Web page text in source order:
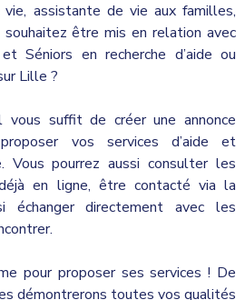
assistante de vie aux familles,
être mis en relation avec
Séniors en recherche d’aide ou
Lille ?
suffit de créer une annonce
vos services d’aide et
Vous pourrez aussi consulter les
en ligne, être contacté via la
échanger directement avec les
pour proposer ses services ! De
démontrerons toutes vos qualités